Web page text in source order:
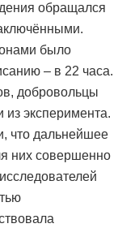
обращался
было
– в 22 часа.
добровольцы
эксперимента.
что дальнейшее
них совершенно